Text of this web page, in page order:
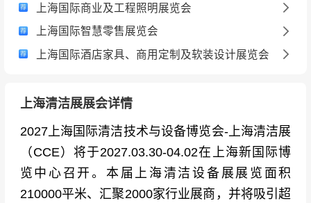
上海国际商业及工程照明展览会
上海国际智慧零售展览会
上海国际酒店家具、商用定制及软装设计展览会
上海清洁展展会详情
2027上海国际清洁技术与设备博览会-上海清洁展
（CCE）将于2027.03.30-04.02在上海新国际博
览中心召开。本届上海清洁设备展展览面积
210000平米、汇聚2000家行业展商，并将吸引超